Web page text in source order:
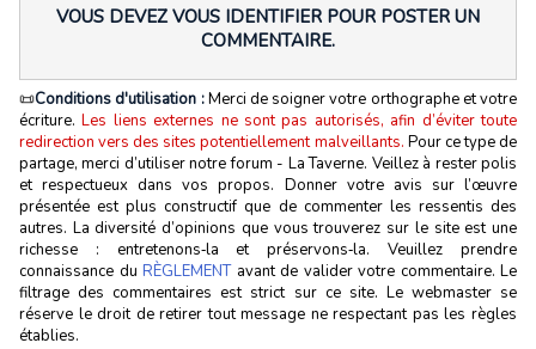
VOUS DEVEZ VOUS IDENTIFIER POUR POSTER UN
COMMENTAIRE.
📜Conditions d'utilisation :Merci de soigner votre orthographe et votre
écriture.Les liens externes ne sont pas autorisés, afin d’éviter toute
redirection vers des sites potentiellement malveillants. Pour ce type de
partage, merci d’utiliser notre forum - La Taverne. Veillez à rester polis
et respectueux dans vos propos. Donner votre avis sur l’œuvre
présentée est plus constructif que de commenter les ressentis des
autres. La diversité d’opinions que vous trouverez sur le site est une
richesse : entretenons‑la et préservons‑la. Veuillez prendre
connaissance du RÈGLEMENTavant de valider votre commentaire. Le
filtrage des commentaires est strict sur ce site. Le webmaster se
réserve le droit de retirer tout message ne respectant pas les règles
établies.